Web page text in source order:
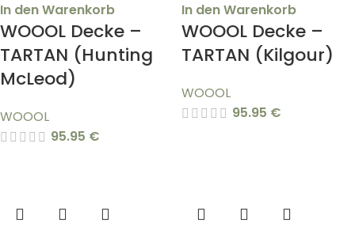
In den Warenkorb
WOOOL Decke –
TARTAN (Hunting
McLeod)
WOOOL
95.95 €
In den Warenkorb
WOOOL Decke –
TARTAN (Kilgour)
WOOOL
95.95 €